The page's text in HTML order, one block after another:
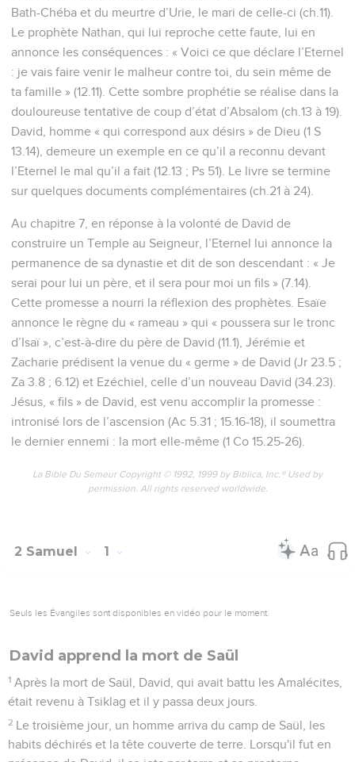
Bath-Chéba et du meurtre d’Urie, le mari de celle-ci (ch.11).
Le prophète Nathan, qui lui reproche cette faute, lui en
annonce les conséquences : « Voici ce que déclare l’Eternel
: je vais faire venir le malheur contre toi, du sein même de
ta famille » (12.11). Cette sombre prophétie se réalise dans la
douloureuse tentative de coup d’état d’Absalom (ch.13 à 19).
David, homme « qui correspond aux désirs » de Dieu (1 S
13.14), demeure un exemple en ce qu’il a reconnu devant
l’Eternel le mal qu’il a fait (12.13 ; Ps 51). Le livre se termine
sur quelques documents complémentaires (ch.21 à 24).
Au chapitre 7, en réponse à la volonté de David de
construire un Temple au Seigneur, l’Eternel lui annonce la
permanence de sa dynastie et dit de son descendant : « Je
serai pour lui un père, et il sera pour moi un fils » (7.14).
Cette promesse a nourri la réflexion des prophètes. Esaïe
annonce le règne du « rameau » qui « poussera sur le tronc
d’Isaï », c’est-à-dire du père de David (11.1), Jérémie et
Zacharie prédisent la venue du « germe » de David (Jr 23.5 ;
Za 3.8 ; 6.12) et Ezéchiel, celle d’un nouveau David (34.23).
Jésus, « fils » de David, est venu accomplir la promesse :
intronisé lors de l’ascension (Ac 5.31 ; 15.16-18), il soumettra
le dernier ennemi : la mort elle-même (1 Co 15.25-26).
La Bible Du Semeur Copyright © 1992, 1999 by Biblica, Inc.® Used by
permission. All rights reserved worldwide.
2 Samuel 1
Seuls les Évangiles sont disponibles en vidéo pour le moment.
David apprend la mort de Saül
1 Après la mort de Saül, David, qui avait battu les Amalécites,
était revenu à Tsiklag et il y passa deux jours.
2 Le troisième jour, un homme arriva du camp de Saül, les
habits déchirés et la tête couverte de terre. Lorsqu'il fut en